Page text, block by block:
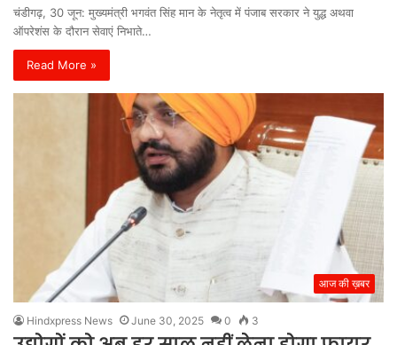
चंडीगढ़, 30 जून: मुख्यमंत्री भगवंत सिंह मान के नेतृत्व में पंजाब सरकार ने युद्ध अथवा
ऑपरेशंस के दौरान सेवाएं निभाते…
Read More »
आज की ख़बर
Hindxpress News June 30, 2025 0 3